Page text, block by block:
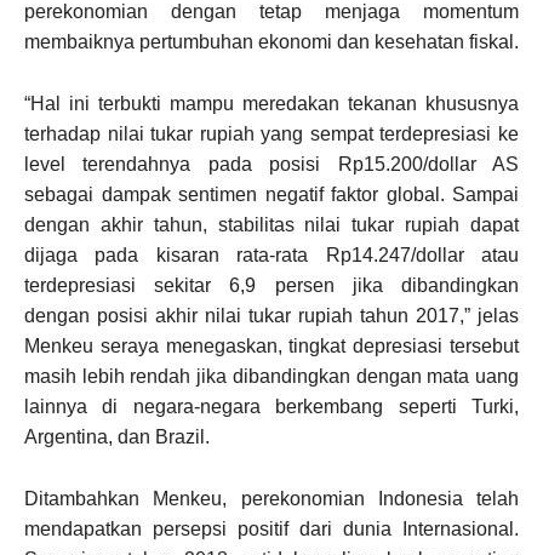
perekonomian dengan tetap menjaga momentum
membaiknya pertumbuhan ekonomi dan kesehatan fiskal.
“Hal ini terbukti mampu meredakan tekanan khususnya
terhadap nilai tukar rupiah yang sempat terdepresiasi ke
level terendahnya pada posisi Rp15.200/dollar AS
sebagai dampak sentimen negatif faktor global. Sampai
dengan akhir tahun, stabilitas nilai tukar rupiah dapat
dijaga pada kisaran rata-rata Rp14.247/dollar atau
terdepresiasi sekitar 6,9 persen jika dibandingkan
dengan posisi akhir nilai tukar rupiah tahun 2017,” jelas
Menkeu seraya menegaskan, tingkat depresiasi tersebut
masih lebih rendah jika dibandingkan dengan mata uang
lainnya di negara-negara berkembang seperti Turki,
Argentina, dan Brazil.
Ditambahkan Menkeu, perekonomian Indonesia telah
mendapatkan persepsi positif dari dunia Internasional.